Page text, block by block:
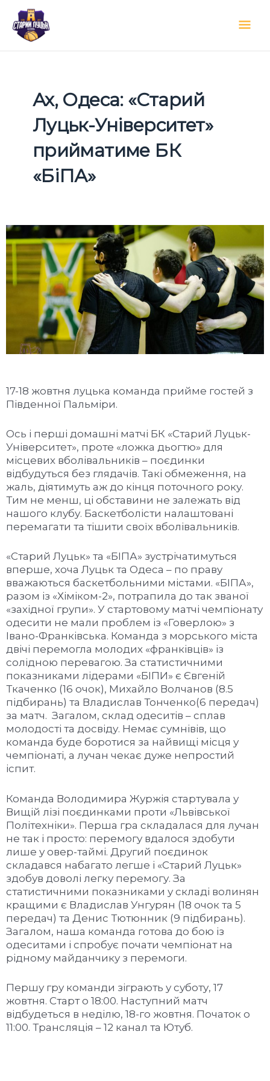
вмісту
Ах, Одеса: «Старий
Луцьк-Університет»
прийматиме БК
«БіПА»
17-18 жовтня луцька команда прийме гостей з
Південної Пальміри.
Ось і перші домашні матчі БК «Старий Луцьк-
Університет», проте «ложка дьогтю» для
місцевих вболівальників – поєдинки
відбудуться без глядачів. Такі обмеження, на
жаль, діятимуть аж до кінця поточного року.
Тим не менш, ці обставини не залежать від
нашого клубу. Баскетболісти налаштовані
перемагати та тішити своїх вболівальників.
«Старий Луцьк» та «БІПА» зустрічатимуться
вперше, хоча Луцьк та Одеса – по праву
вважаються баскетбольними містами. «БІПА»,
разом із «Хіміком-2», потрапила до так званої
«західної групи». У стартовому матчі чемпіонату
одесити не мали проблем із «Говерлою» з
Івано-Франківська. Команда з морського міста
двічі перемогла молодих «франківців» із
солідною перевагою. За статистичними
показниками лідерами «БІПИ» є Євгеній
Ткаченко (16 очок), Михайло Волчанов (8.5
підбирань) та Владислав Тонченко(6 передач)
за матч. Загалом, склад одеситів – сплав
молодості та досвіду. Немає сумнівів, що
команда буде боротися за найвищі місця у
чемпіонаті, а лучан чекає дуже непростий
іспит.
Команда Володимира Журжія стартувала у
Вищій лізі поєдинками проти «Львівської
Політехніки». Перша гра складалася для лучан
не так і просто: перемогу вдалося здобути
лише у овер-таймі. Другий поєдинок
складався набагато легше і «Старий Луцьк»
здобув доволі легку перемогу. За
статистичними показниками у складі волинян
кращими є Владислав Унгурян (18 очок та 5
передач) та Денис Тютюнник (9 підбирань).
Загалом, наша команда готова до бою із
одеситами і спробує почати чемпіонат на
рідному майданчику з перемоги.
Першу гру команди зіграють у суботу, 17
жовтня. Старт о 18:00. Наступний матч
відбудеться в неділю, 18-го жовтня. Початок о
11:00. Трансляція – 12 канал та Ютуб.